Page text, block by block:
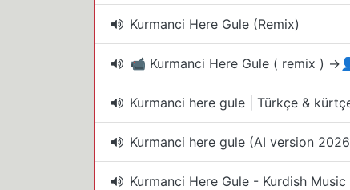
Kurmanci Here Gule (Remix)
📹 Kurmanci Here Gule ( remix )
Kurmanci here gule | Türkçe &
Kurmanci here gule (AI version
Kurmanci Here Gule - Kurdish